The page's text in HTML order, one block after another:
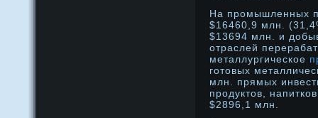
На промышленных
$16460,9 млн.
$13694 млн. и
отраслей
металлургическое
готовых
млн. прямых
продуктов,
$2896,1 млн.